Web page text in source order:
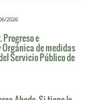
2026
Progreso e
de medidas
Servicio Público de